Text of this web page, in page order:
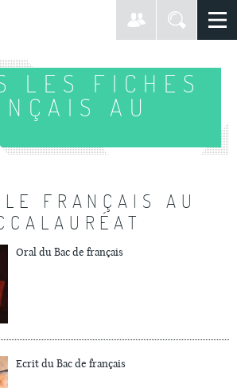
LES FICHES
AU
FRANÇAIS AU
Oral du Bac de français
Ecrit du Bac de français